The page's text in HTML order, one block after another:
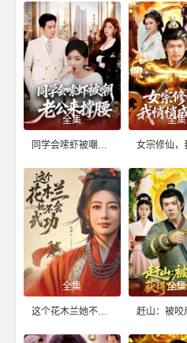
全集
同学会嗦虾被嘲老公来撑腰
全集
全集
这个花木兰她不会武功
全集